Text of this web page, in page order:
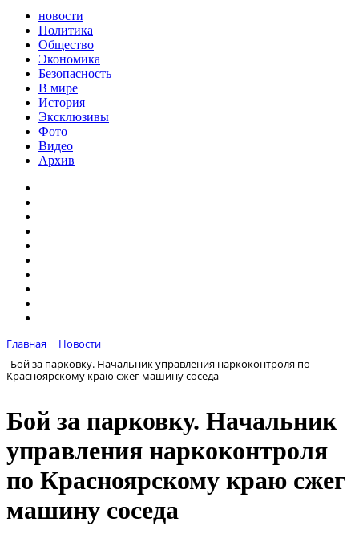
новости
Политика
Общество
Экономика
Безопасность
В мире
История
Эксклюзивы
Фото
Видео
Архив
Главная
Новости
Бой за парковку. Начальник управления наркоконтроля по
Красноярскому краю сжег машину соседа
Бой за парковку. Начальник
управления наркоконтроля
по Красноярскому краю сжег
машину соседа